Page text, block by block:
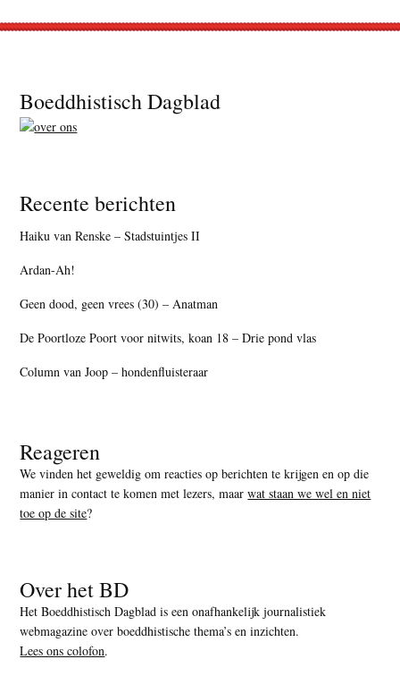
Footer
Boeddhistisch Dagblad
Recente berichten
Haiku van Renske – Stadstuintjes II
Ardan-Ah!
Geen dood, geen vrees (30) – Anatman
De Poortloze Poort voor nitwits, koan 18 – Drie pond vlas
Column van Joop – hondenfluisteraar
Reageren
We vinden het geweldig om reacties op berichten te krijgen en op die
manier in contact te komen met lezers, maarwat staan we wel en niet
toe op de site?
Over het BD
Het Boeddhistisch Dagblad is een onafhankelijk journalistiek
webmagazine over boeddhistische thema’s en inzichten.
Lees ons colofon.